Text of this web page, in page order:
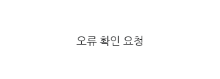
오류 확인 요청